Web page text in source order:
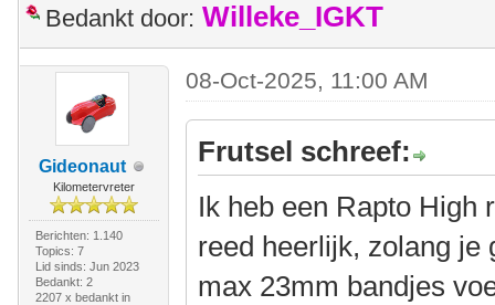
Bedankt door: Willeke_IGKT
Gideonaut
Kilometervreter
Berichten: 1.140
Topics: 7
Lid sinds: Jun 2023
Bedankt: 2
2207 x bedankt in
08-Oct-2025, 11:00 AM
Frutsel schreef:
Ik heb een Rapto High
reed heerlijk, zolang je
max 23mm bandjes